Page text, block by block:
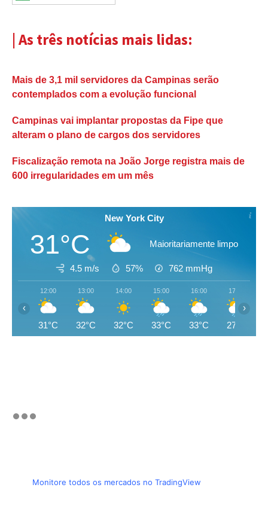
| As três notícias mais lidas:
Mais de 3,1 mil servidores da Campinas serão
contemplados com a evolução funcional
Campinas vai implantar propostas da Fipe que
alteram o plano de cargos dos servidores
Fiscalização remota na João Jorge registra mais de
600 irregularidades em um mês
New York City
31°C Maioritariamente limpo
4.5 m/s 57% 762 mmHg
12:00
31°C
13:00
32°C
14:00
32°C
15:00
33°C
16:00
33°C
17:00
27°C
‹ ›
Monitore todos os mercados no TradingView